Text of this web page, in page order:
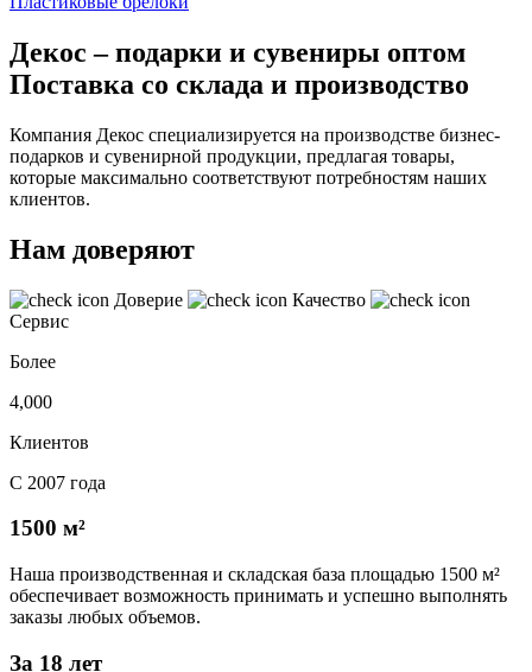
Декос – подарки и сувениры оптом
Поставка со склада и производство
Компания Декос специализируется на производстве бизнес-
подарков и сувенирной продукции, предлагая товары,
которые максимально соответствуют потребностям наших
клиентов.
Нам доверяют
Доверие
Качество
Сервис
Более
4,000
Клиентов
С 2007 года
1500 м²
Наша производственная и складская база площадью 1500 м²
обеспечивает возможность принимать и успешно выполнять
заказы любых объемов.
За 18 лет